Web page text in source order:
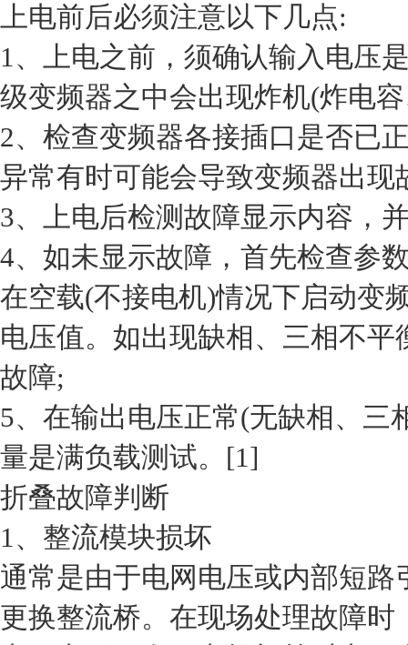
上电前后必须注意以下几点:
1、上电之前，须确认输入电压
级变频器之中会出现炸机(炸电
2、检查变频器各接插口是否已
异常有时可能会导致变频器出
3、上电后检测故障显示内容，
4、如未显示故障，首先检查参
在空载(不接电机)情况下启动变
电压值。如出现缺相、三相不
故障;
5、在输出电压正常(无缺相、三
量是满负载测试。[1]
折叠故障判断
1、整流模块损坏
通常是由于电网电压或内部短
更换整流桥。在现场处理故障